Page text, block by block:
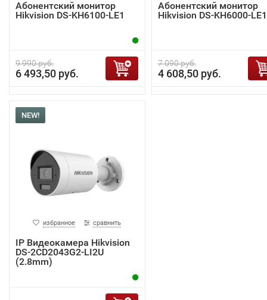
Абонентский монитор
Hikvision DS-KH6100-LE1
9 990 руб.
6 493,50 руб.
Абонентский монитор
Hikvision DS-KH6000-LE1
7 090 руб.
4 608,50 руб.
NEW!
избранное сравнить
IP Видеокамера Hikvision
DS-2CD2043G2-LI2U
(2.8mm)